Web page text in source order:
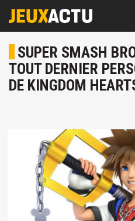
SUPER SMASH
TOUT DERNIER
DE KINGDOM